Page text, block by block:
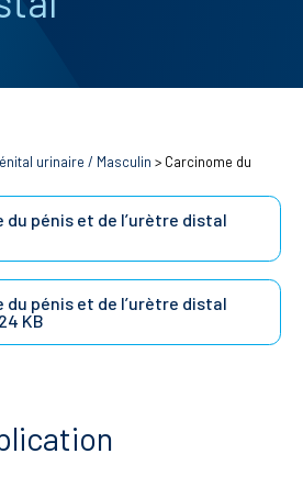
urinaire / Masculin > Carcinome du
du pénis et de l’urètre distal
du pénis et de l’urètre distal
KB